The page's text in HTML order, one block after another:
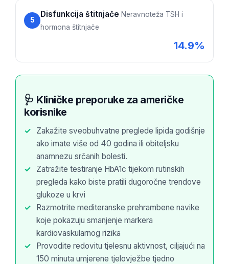
5
Disfunkcija štitnjače Neravnoteža TSH i
hormona štitnjače
14.9%
🩺 Kliničke preporuke za američke
korisnike
Zakažite sveobuhvatne preglede lipida godišnje
ako imate više od 40 godina ili obiteljsku
anamnezu srčanih bolesti.
Zatražite testiranje HbA1c tijekom rutinskih
pregleda kako biste pratili dugoročne trendove
glukoze u krvi
Razmotrite mediteranske prehrambene navike
koje pokazuju smanjenje markera
kardiovaskularnog rizika
Provodite redovitu tjelesnu aktivnost, ciljajući na
150 minuta umjerene tjelovježbe tjedno